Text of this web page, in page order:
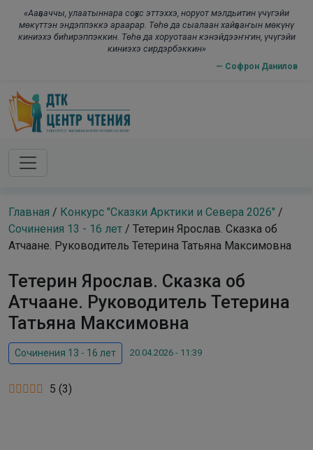
«Ааҕааччы, улаатыннара соҕус эттэххэ, норуот мэлдьитин үчүгэйи
мөкүттэн эндэппэккэ араарар. Төһө да сыалаан хайҕааҥын мөкүнү
киниэхэ биһирэппэккин. Төһө да хоруотаан кэнэйдээҥҥин, үчүгэйи
киниэхэ сирдэрбэккин»
— Софрон Данилов
Skip to main content
Главная / Конкурс "Сказки Арктики и Севера 2026" /
Сочинения 13 - 16 лет / Тетерин Ярослав. Сказка об
Атчаане. Руководитель Тетерина Татьяна Максимовна
Тетерин Ярослав. Сказка об
Атчаане. Руководитель Тетерина
Татьяна Максимовна
Сочинения 13 - 16 лет 20.04.2026 - 11:39
5 (3)